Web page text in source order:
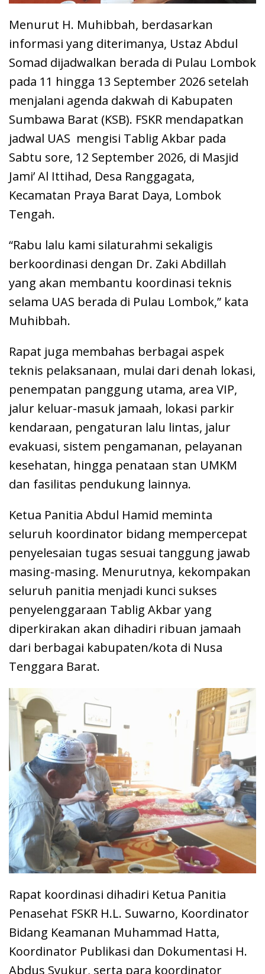
Menurut H. Muhibbah, berdasarkan
informasi yang diterimanya, Ustaz Abdul
Somad dijadwalkan berada di Pulau Lombok
pada 11 hingga 13 September 2026 setelah
menjalani agenda dakwah di Kabupaten
Sumbawa Barat (KSB). FSKR mendapatkan
jadwal UAS mengisi Tablig Akbar pada
Sabtu sore, 12 September 2026, di Masjid
Jami’ Al Ittihad, Desa Ranggagata,
Kecamatan Praya Barat Daya, Lombok
Tengah.
“Rabu lalu kami silaturahmi sekaligis
berkoordinasi dengan Dr. Zaki Abdillah
yang akan membantu koordinasi teknis
selama UAS berada di Pulau Lombok,” kata
Muhibbah.
Rapat juga membahas berbagai aspek
teknis pelaksanaan, mulai dari denah lokasi,
penempatan panggung utama, area VIP,
jalur keluar-masuk jamaah, lokasi parkir
kendaraan, pengaturan lalu lintas, jalur
evakuasi, sistem pengamanan, pelayanan
kesehatan, hingga penataan stan UMKM
dan fasilitas pendukung lainnya.
Ketua Panitia Abdul Hamid meminta
seluruh koordinator bidang mempercepat
penyelesaian tugas sesuai tanggung jawab
masing-masing. Menurutnya, kekompakan
seluruh panitia menjadi kunci sukses
penyelenggaraan Tablig Akbar yang
diperkirakan akan dihadiri ribuan jamaah
dari berbagai kabupaten/kota di Nusa
Tenggara Barat.
Rapat koordinasi dihadiri Ketua Panitia
Penasehat FSKR H.L. Suwarno, Koordinator
Bidang Keamanan Muhammad Hatta,
Koordinator Publikasi dan Dokumentasi H.
Abdus Syukur, serta para koordinator